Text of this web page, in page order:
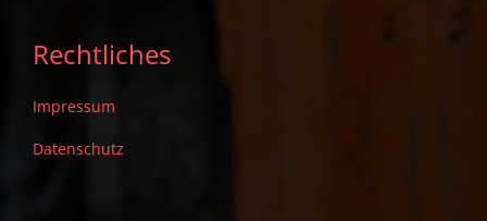
Rechtliches
Impressum
Datenschutz